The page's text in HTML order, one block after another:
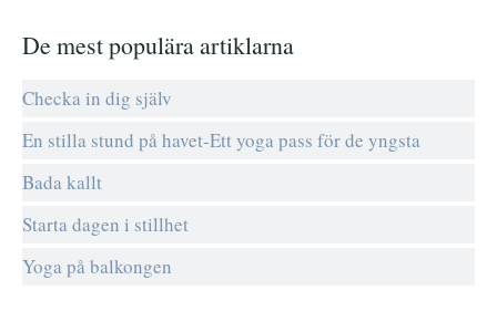
rDe mest populära artiklarna
Checka in dig själv
En stilla stund på havet-Ett yoga pass för de yngsta
Bada kallt
Starta dagen i stillhet
Yoga på balkongen